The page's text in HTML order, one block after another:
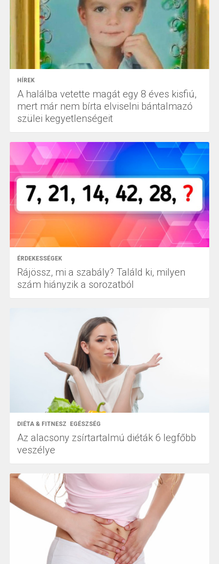
HÍREK
A halálba vetette magát egy 8 éves kisfiú,
mert már nem bírta elviselni bántalmazó
szülei kegyetlenségeit
ÉRDEKESSÉGEK
Rájössz, mi a szabály? Találd ki, milyen
szám hiányzik a sorozatból
DIÉTA & FITNESZ EGÉSZSÉG
Az alacsony zsírtartalmú diéták 6 legfőbb
veszélye